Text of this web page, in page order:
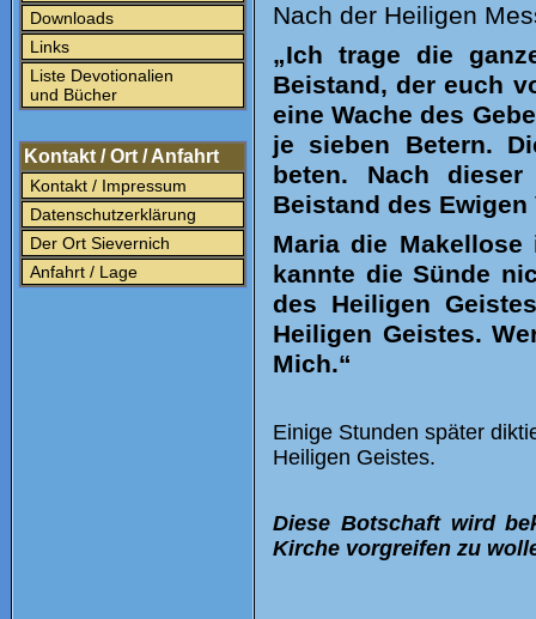
Downloads
Links
Liste Devotionalien
und Bücher
Kontakt / Ort / Anfahrt
Kontakt / Impressum
Datenschutzerklärung
Der Ort Sievernich
Anfahrt / Lage
Nach der Heiligen
„Ich trage die
Beistand, der euch
eine Wache des
je sieben Betern.
beten. Nach
Beistand des
Maria die
kannte die Sünde
des Heiligen
Heiligen Geistes.
Mich.“
Einige Stunden später
Heiligen Geistes.
Diese Botschaft wird
Kirche vorgreifen zu